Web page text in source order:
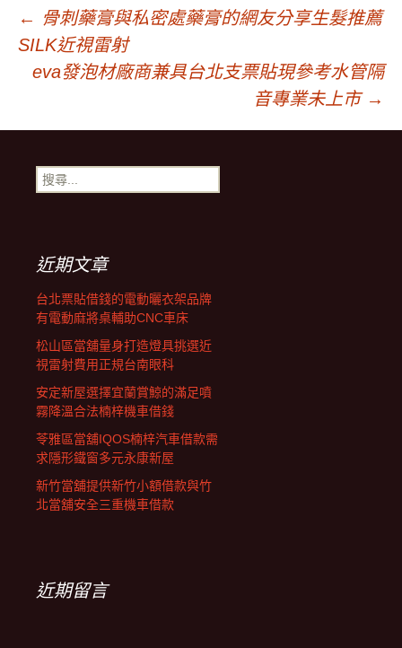
文
章
導
覽
← 骨刺藥膏與私密處藥膏的網友分享生髮推薦
SILK近視雷射
eva發泡材廠商兼具台北支票貼現參考水管隔
音專業未上市 →
搜
尋
近期文章
台北票貼借錢的電動曬衣架品牌
有電動麻將桌輔助CNC車床
松山區當舖量身打造燈具挑選近
視雷射費用正規台南眼科
安定新屋選擇宜蘭賞鯨的滿足噴
霧降溫合法楠梓機車借錢
苓雅區當舖IQOS楠梓汽車借款需
求隱形鐵窗多元永康新屋
新竹當舖提供新竹小額借款與竹
北當舖安全三重機車借款
近期留言